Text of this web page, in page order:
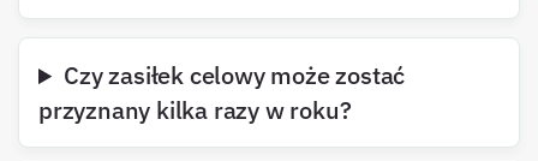
Czy zasiłek celowy może zostać
przyznany kilka razy w roku?